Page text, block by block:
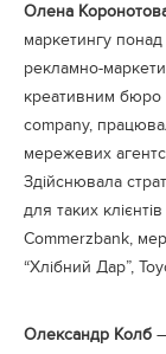
Олена
маркетингу
рекламно-
креативним бюро
company,
мережевих
Здійснювала
для таких
Commerzbank,
“Хлібний Дар”,
Олександр Колб